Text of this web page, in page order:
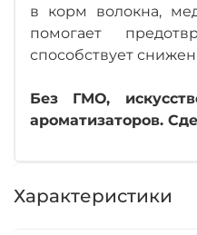
в корм волокна,
помогает
способствует
Без ГМО,
ароматизаторов.
Характеристики